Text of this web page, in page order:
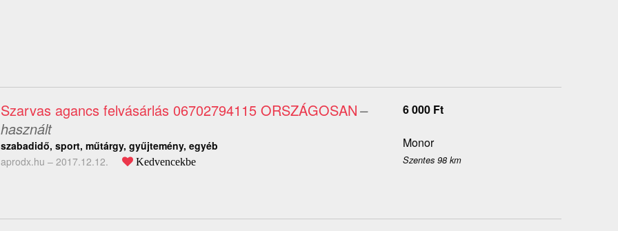
Szarvas agancs felvásárlás 06702794115 ORSZÁGOSAN–
használt
szabadidő, sport, műtárgy, gyűjtemény, egyéb
aprodx.hu – 2017.12.12. Kedvencekbe
6 000 Ft
Monor
Szentes 98 km